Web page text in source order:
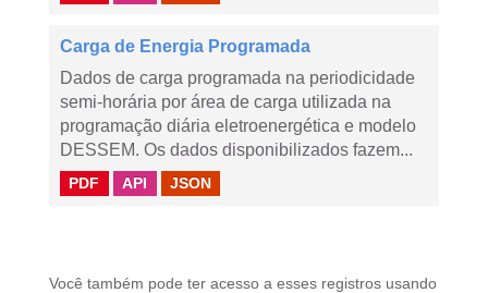
Carga de Energia Programada
Dados de carga programada na periodicidade
semi-horária por área de carga utilizada na
programação diária eletroenergética e modelo
DESSEM. Os dados disponibilizados fazem...
PDF API JSON
Você também pode ter acesso a esses registros usando